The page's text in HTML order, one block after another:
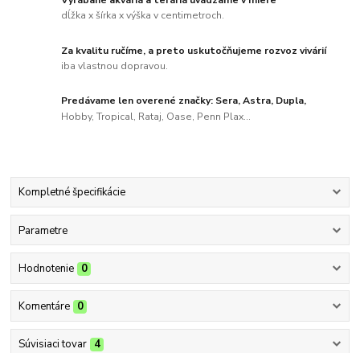
dĺžka x šírka x výška v centimetroch.
Za kvalitu ručíme, a preto uskutočňujeme rozvoz vivárií
iba vlastnou dopravou.
Predávame len overené značky: Sera, Astra, Dupla,
Hobby, Tropical, Rataj, Oase, Penn Plax...
Kompletné špecifikácie
Parametre
Hodnotenie 0
Komentáre 0
Súvisiaci tovar 4